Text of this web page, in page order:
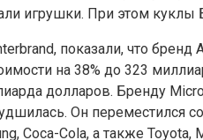
игрушки. При этом
показали, что
на 38% до 323
долларов. Бренду
Он переместился
Coca-Cola, а также Toyota,